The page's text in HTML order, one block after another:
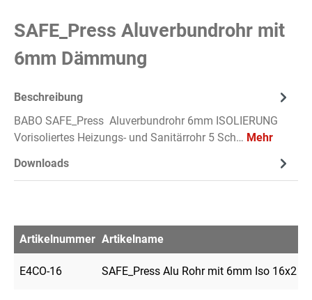
SAFE_Press Aluverbundrohr mit
6mm Dämmung
Beschreibung
BABO SAFE_Press Aluverbundrohr 6mm ISOLIERUNG
Vorisoliertes Heizungs- und Sanitärrohr 5 Sch… Mehr
Downloads
Artikelnummer Artikelname
E4CO-16 SAFE_Press Alu Rohr mit 6mm Iso 16x2